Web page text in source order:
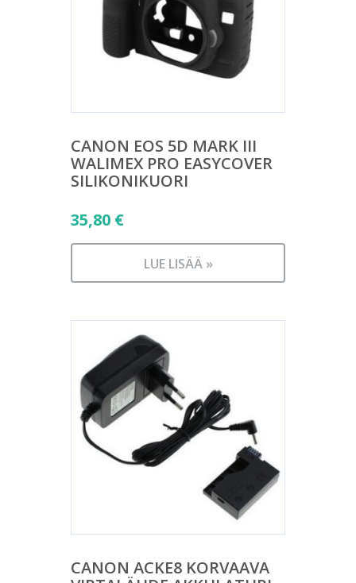
CANON EOS 5D MARK III
WALIMEX PRO EASYCOVER
SILIKONIKUORI
35,80 €
LUE LISÄÄ »
CANON ACKE8 KORVAAVA